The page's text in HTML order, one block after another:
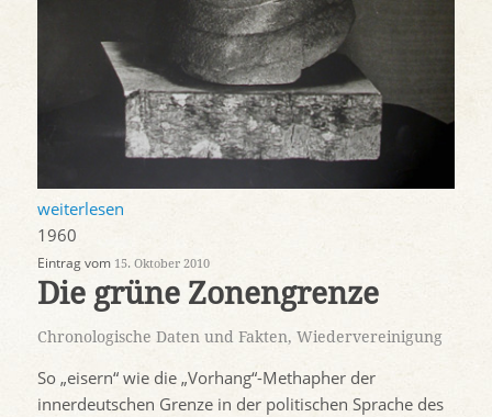
weiterlesen
1960
Eintrag vom 15. Oktober 2010
Die grüne Zonengrenze
Chronologische Daten und Fakten, Wiedervereinigung
So „eisern“ wie die „Vorhang“-Methapher der
innerdeutschen Grenze in der politischen Sprache des